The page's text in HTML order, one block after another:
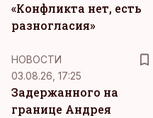
«Конфликта нет, есть
разногласия»
НОВОСТИ
03.08.26, 17:25
Задержанного на
границе Андрея